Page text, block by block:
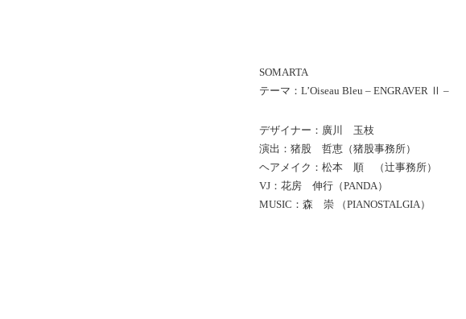
SOMARTA
テーマ：L’Oiseau Bleu – ENGRAVER Ⅱ –
デザイナー：廣川 玉枝
演出：猪股 哲恵（猪股事務所）
ヘアメイク：松本 順 （辻事務所）
VJ：花房 伸行（PANDA）
MUSIC：森 崇 （PIANOSTALGIA）